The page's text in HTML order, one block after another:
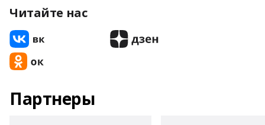
Читайте нас
Партнеры